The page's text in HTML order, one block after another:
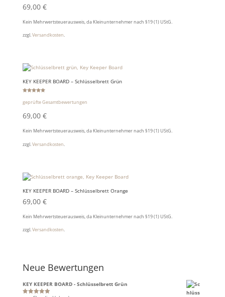
69,00 €
Kein Mehrwertsteuerausweis, da Kleinunternehmer nach §19 (1) UStG.
zzgl.Versandkosten.
KEY KEEPER BOARD – Schlüsselbrett Grün
mit
5.00
geprüfte Gesamtbewertungen
69,00 €
Kein Mehrwertsteuerausweis, da Kleinunternehmer nach §19 (1) UStG.
zzgl. Versandkosten
KEY KEEPER BOARD – Schlüsselbrett Orange
69,00 €
Kein Mehrwertsteuerausweis, da Kleinunternehmer nach §19 (1) UStG.
zzgl.Versandkosten.
Neue Bewertungen
KEY KEEPER BOARD - Schlüsselbrett Grün